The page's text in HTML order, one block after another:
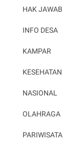
HAK JAWAB
INFO DESA
KAMPAR
KESEHATAN
NASIONAL
OLAHRAGA
PARIWISATA